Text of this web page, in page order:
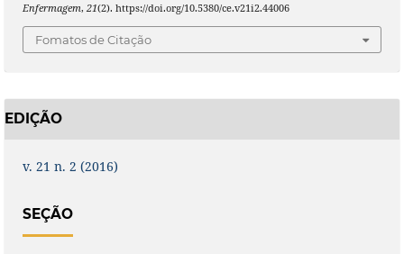
Enfermagem, 21(2). https://doi.org/10.5380/ce.v21i2.44006
Fomatos de Citação
EDIÇÃO
v. 21 n. 2 (2016)
SEÇÃO